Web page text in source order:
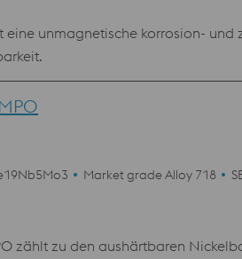
eine unmagnetische korrosion-
Market grade Alloy 718
zählt zu den aushärtbaren